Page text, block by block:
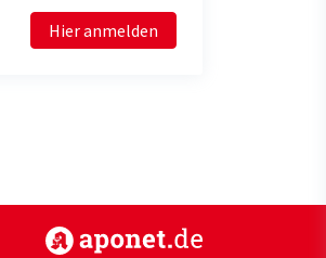
Hier anmelden